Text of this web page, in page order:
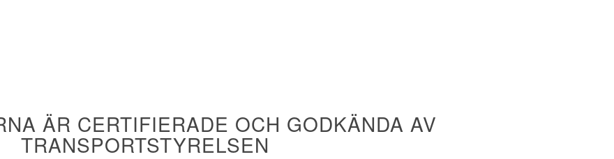
ÄR CERTIFIERADE OCH GODKÄNDA AV
TRANSPORTSTYRELSEN